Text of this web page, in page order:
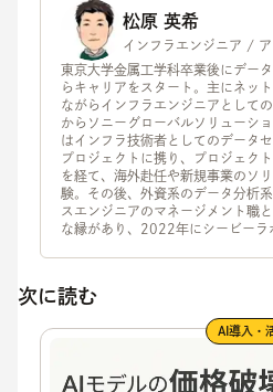
松原 英希
インフラエンジニア /
東京大学金属工学科卒業後にデー
らキャリアをスタート。主にネッ
ながらインフラエンジニアとして
からソニーグローバルソリューシ
はインフラ技術者としてのデータ
プロジェクトに携り、プロジェク
を経て、海外赴任や新規事業のソ
験。その後、外資系のデータ分析
スエンジニアのマネージメント職
な縁があり、2022年にシービーラ
次に読む
AI導入・